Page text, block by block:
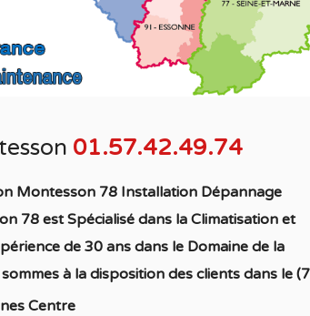
01.57.42.49.74
Montesson 78 Installation Dépannage
78 est Spécialisé dans la Climatisation et
de 30 ans dans le Domaine de la
à la disposition des clients dans le
Centre